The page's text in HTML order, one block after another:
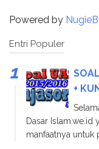
Powered by
Entri Populer
+
Dasar Islam.we.id
manfaatnya untuk